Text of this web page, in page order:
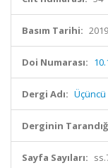
Basım Tarihi: 2019
Doi Numarası:
Dergi Adı:
Derginin
Sayfa Sayıları: